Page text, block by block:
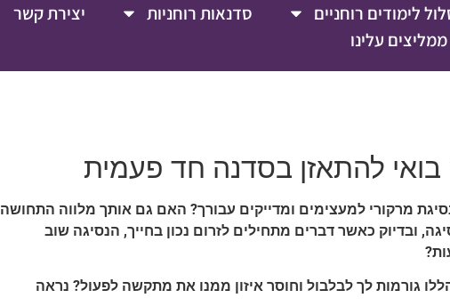
לימודים רוחניים סדנאות רוחניות יצירת קשר
ממליצים עלינו
בואי להתאזן בסדנה חד פעמית
מרקורי למעצימים ומדייקים עבורך? האם גם אותך מלווה התחושה
ובדיוק כאשר דברים מתחילים לזרום נכון בחייך, הנסיגה שוב
גורמות לך לבלבול וחוסר איזון ממנו את מתקשה לפעול? נראה